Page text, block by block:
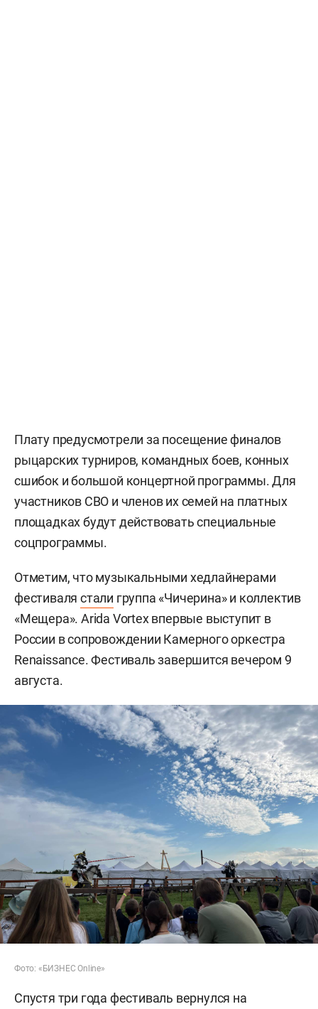
Плату предусмотрели за посещение финалов
рыцарских турниров, командных боев, конных
сшибок и большой концертной программы. Для
участников СВО и членов их семей на платных
площадках будут действовать специальные
соцпрограммы.
Отметим, что музыкальными хедлайнерами
фестивалястали группа «Чичерина» и коллектив
«Мещера». Arida Vortex впервые выступит в
России в сопровождении Камерного оркестра
Renaissance. Фестиваль завершится вечером 9
августа.
Фото: «БИЗНЕС Online»
Спустя три года фестиваль вернулся на